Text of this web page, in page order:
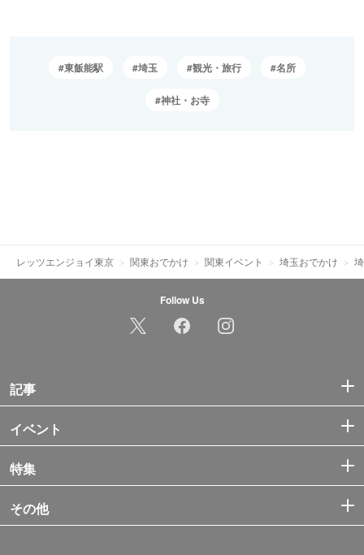
東飯能駅 埼玉 観光・旅行 名所
神社・お寺
レッツエンジョイ東京 関東おでかけ 関東イベント 埼玉おでかけ
Follow Us
記事
イベント
特集
その他